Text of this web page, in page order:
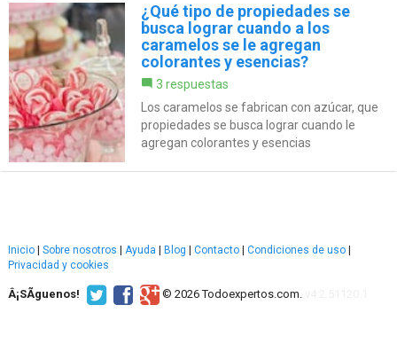
¿Qué tipo de propiedades se
busca lograr cuando a los
caramelos se le agregan
colorantes y esencias?
3 respuestas
Los caramelos se fabrican con azúcar, que
propiedades se busca lograr cuando le
agregan colorantes y esencias
Inicio | Sobre nosotros | Ayuda | Blog | Contacto | Condiciones de uso |
Privacidad y cookies
Â¡SÃ­guenos! © 2026 Todoexpertos.com.